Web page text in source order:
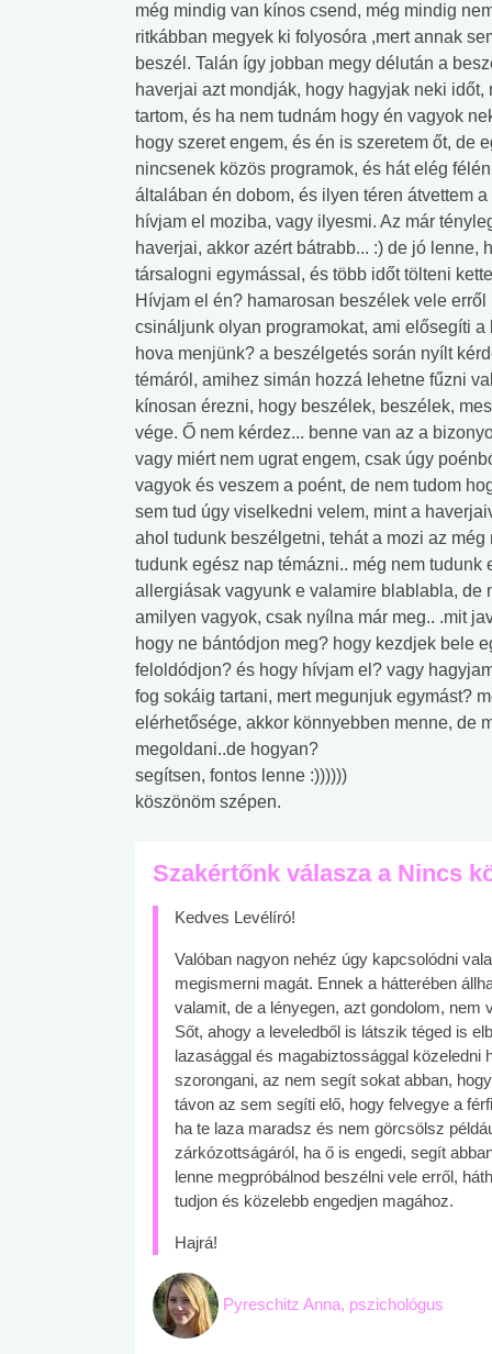
még mindig van kínos csend, még mindig
ritkábban megyek ki folyosóra ,mert annak
beszél. Talán így jobban megy délután a
haverjai azt mondják, hogy hagyjak neki
tartom, és ha nem tudnám hogy én vagyok
hogy szeret engem, és én is szeretem őt, de
nincsenek közös programok, és hát elég
általában én dobom, és ilyen téren átvettem
hívjam el moziba, vagy ilyesmi. Az már
haverjai, akkor azért bátrabb... :) de jó lenne,
társalogni egymással, és több időt tölteni
Hívjam el én? hamarosan beszélek vele
csináljunk olyan programokat, ami elősegíti
hova menjünk? a beszélgetés során nyílt
témáról, amihez simán hozzá lehetne fűzni
kínosan érezni, hogy beszélek, beszélek,
vége. Ő nem kérdez... benne van az a
vagy miért nem ugrat engem, csak úgy
vagyok és veszem a poént, de nem tudom
sem tud úgy viselkedni velem, mint a
ahol tudunk beszélgetni, tehát a mozi az
tudunk egész nap témázni.. még nem
allergiásak vagyunk e valamire blablabla, de
amilyen vagyok, csak nyílna már meg.. .mit
hogy ne bántódjon meg? hogy kezdjek bele
feloldódjon? és hogy hívjam el? vagy
fog sokáig tartani, mert megunjuk egymást?
elérhetősége, akkor könnyebben menne, de
megoldani..de hogyan?
segítsen, fontos lenne :))))))
köszönöm szépen.
Szakértőnk válasza a Nincs
Kedves Levélíró!
Valóban nagyon nehéz úgy kapcsolódni
megismerni magát. Ennek a hátterében
valamit, de a lényegen, azt gondolom,
Sőt, ahogy a leveledből is látszik téged is
lazasággal és magabiztossággal közeledni
szorongani, az nem segít sokat abban,
távon az sem segíti elő, hogy felvegye a
ha te laza maradsz és nem görcsölsz
zárkózottságáról, ha ő is engedi, segít
lenne megpróbálnod beszélni vele erről,
tudjon és közelebb engedjen magához.
Hajrá!
Pyreschitz Anna, pszichológus